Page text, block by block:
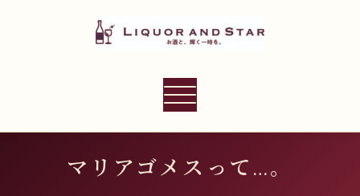
プ
LIQUOR AND STAR
ナ
ー
マリアゴメスって…。